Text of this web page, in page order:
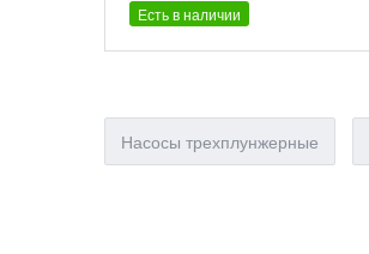
Есть в наличии
Насосы трехплунжерные